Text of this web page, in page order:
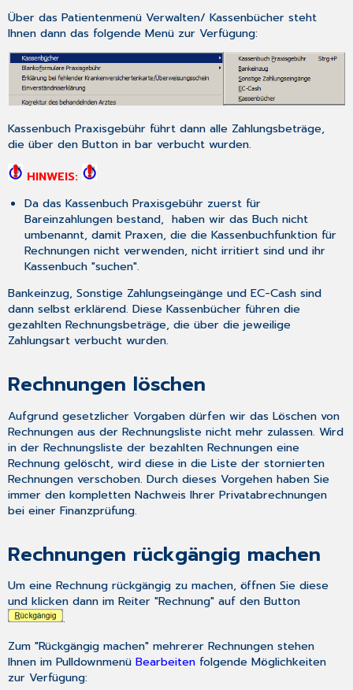
Über das Patientenmenü Verwalten/ Kassenbücher steht
Ihnen dann das folgende Menü zur Verfügung:
Kassenbuch Praxisgebühr führt dann alle Zahlungsbeträge,
die über den Buttonin bar verbucht wurden.
HINWEIS:
Da das Kassenbuch Praxisgebührzuerst für
Bareinzahlungen bestand, haben wir das Buch nicht
umbenannt, damit Praxen, die die Kassenbuchfunktion für
Rechnungen nicht verwenden, nicht irritiert sind und ihr
Kassenbuch "suchen".
Bankeinzug, Sonstige Zahlungseingänge und EC-Cash sind
dann selbst erklärend. Diese Kassenbücher führen die
gezahlten Rechnungsbeträge, die über die jeweilige
Zahlungsart verbucht wurden.
Rechnungen löschen
Aufgrund gesetzlicher Vorgaben dürfen wir das Löschen von
Rechnungen aus der Rechnungsliste nicht mehr zulassen. Wird
in der Rechnungsliste der bezahlten Rechnungen eine
Rechnung gelöscht, wird diese in die Liste der stornierten
Rechnungen verschoben. Durch dieses Vorgehen haben Sie
immer den kompletten Nachweis Ihrer Privatabrechnungen
bei einer Finanzprüfung.
Rechnungen rückgängig machen
Um eine Rechnung rückgängig zu machen, öffnen Sie diese
und klicken dann im Reiter "Rechnung" auf den Button
.
Zum "Rückgängig machen" mehrerer Rechnungen stehen
Ihnen im PulldownmenüBearbeiten folgende Möglichkeiten
zur Verfügung: